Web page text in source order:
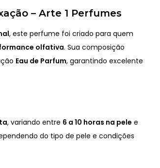
– Arte 1 Perfumes
, este perfume foi criado para quem
olfativa. Sua composição
Eau de Parfum, garantindo excelente
, variando entre 6 a 10 horas na pele e
do tipo de pele e condições